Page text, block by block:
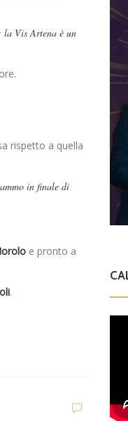
la Vis Artena è un
rispetto a quella
in finale di
e pronto a
.
Busat